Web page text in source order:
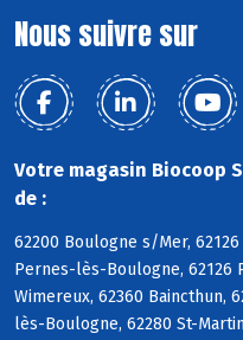
Nous suivre sur
Votre magasin Biocoop
de :
62200 Boulogne s/Mer,
Pernes-lès-Boulogne, 62126
Wimereux, 62360 Baincthun,
lès-Boulogne, 62280 St-